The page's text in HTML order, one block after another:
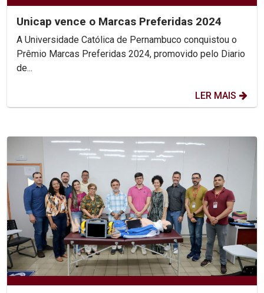
Unicap vence o Marcas Preferidas 2024
A Universidade Católica de Pernambuco conquistou o
Prêmio Marcas Preferidas 2024, promovido pelo Diario
de...
LER MAIS